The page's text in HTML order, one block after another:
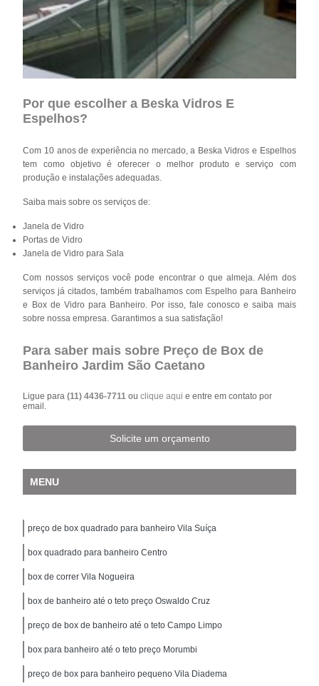
Por que escolher a Beska Vidros E
Espelhos?
Com 10 anos de experiência no mercado, a Beska Vidros e Espelhos
tem como objetivo é oferecer o melhor produto e serviço com
produção e instalações adequadas.
Saiba mais sobre os serviços de:
Janela de Vidro
Portas de Vidro
Janela de Vidro para Sala
Com nossos serviços você pode encontrar o que almeja. Além dos
serviços já citados, também trabalhamos com Espelho para Banheiro
e Box de Vidro para Banheiro. Por isso, fale conosco e saiba mais
sobre nossa empresa. Garantimos a sua satisfação!
Para saber mais sobre Preço de Box de
Banheiro Jardim São Caetano
Ligue para(11) 4436-7711ouclique aqui e entre em contato por
email.
Solicite um orçamento
MENU
preço de box quadrado para banheiro Vila Suíça
box quadrado para banheiro Centro
box de correr Vila Nogueira
box de banheiro até o teto preço Oswaldo Cruz
preço de box de banheiro até o teto Campo Limpo
box para banheiro até o teto preço Morumbi
preço de box para banheiro pequeno Vila Diadema